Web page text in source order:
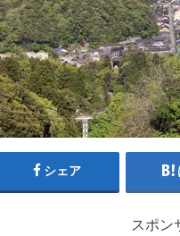
シェア
スポン